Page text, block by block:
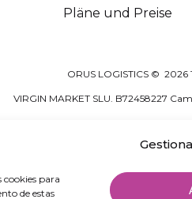
cookies para
de estas
Pläne und Preise
ORUS LOGISTICS © 2026
VIRGIN MARKET SLU. B72458227